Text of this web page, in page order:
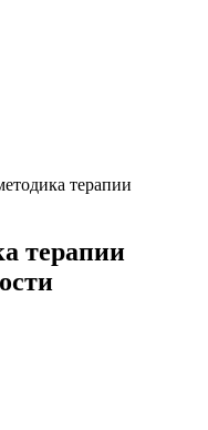
терапии
терапии